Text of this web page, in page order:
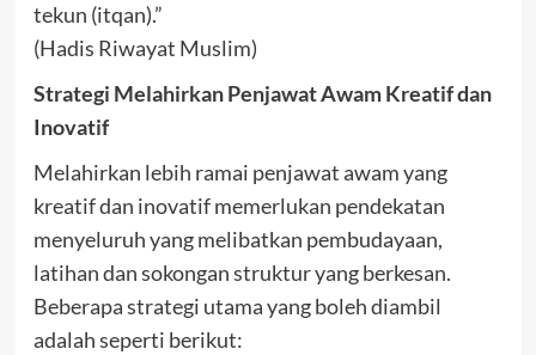
tekun (itqan).”
(Hadis Riwayat Muslim)
Strategi Melahirkan Penjawat Awam Kreatif dan
Inovatif
Melahirkan lebih ramai penjawat awam yang
kreatif dan inovatif memerlukan pendekatan
menyeluruh yang melibatkan pembudayaan,
latihan dan sokongan struktur yang berkesan.
Beberapa strategi utama yang boleh diambil
adalah seperti berikut: